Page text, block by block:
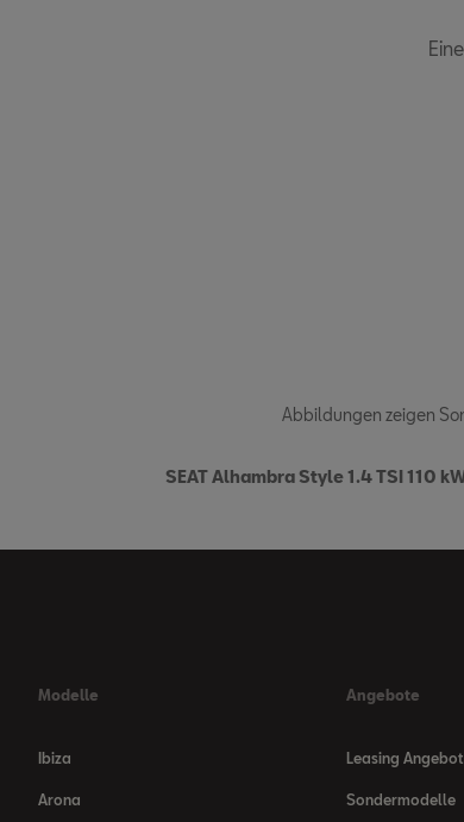
Abbildungen zeigen
SEAT Alhambra Style 1.4 TSI 110
Modelle
Ibiza
Arona
Angebote
Leasing
Sondermodelle